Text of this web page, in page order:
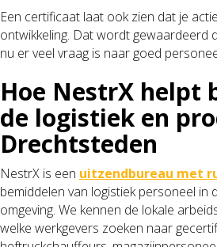
Een certificaat laat ook zien dat je
ontwikkeling. Dat wordt gewaardeerd
nu er veel vraag is naar goed
Hoe NestrX helpt
de logistiek en
Drechtsteden
NestrX is een uitzendbureau met
bemiddelen van logistiek personeel in
omgeving. We kennen de lokale
welke werkgevers zoeken naar